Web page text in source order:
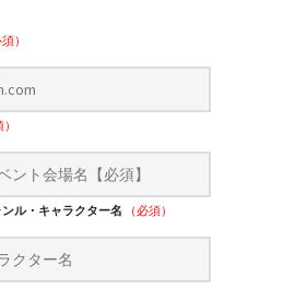
）
ル・キャラクター名 （必須）